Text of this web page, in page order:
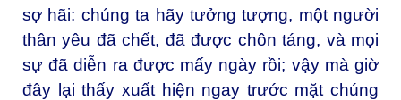
sợ hãi: chúng ta hãy tưởng tượng, một người
thân yêu đã chết, đã được chôn táng, và mọi
sự đã diễn ra được mấy ngày rồi; vậy mà giờ
đây lại thấy xuất hiện ngay trước mặt chúng